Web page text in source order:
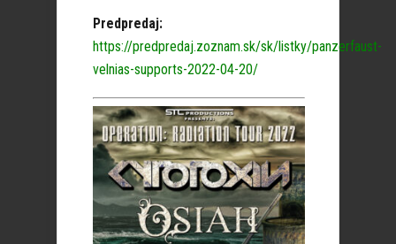
Predpredaj:
https://predpredaj.zoznam.sk/sk/listky/panzerfaust-
velnias-supports-2022-04-20/